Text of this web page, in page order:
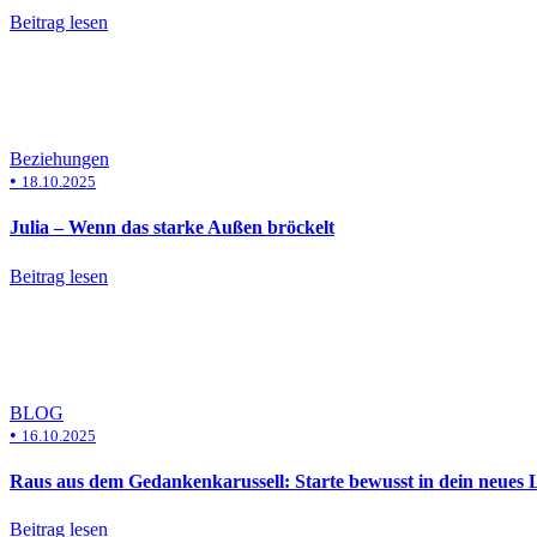
Beitrag lesen
Beziehungen
• 18.10.2025
Julia – Wenn das starke Außen bröckelt
Beitrag lesen
BLOG
• 16.10.2025
Raus aus dem Gedankenkarussell: Starte bewusst in dein neues
Beitrag lesen